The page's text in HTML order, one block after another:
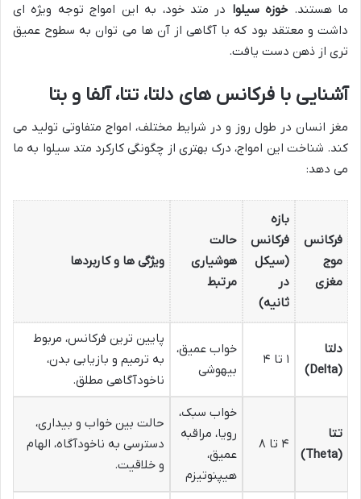
ما هستند. خوزه سیلوا در متد خود، به این امواج توجه ویژه ای
داشت و معتقد بود که با آگاهی از آن ها می توان به سطوح عمیق
تری از ذهن دست یافت.
آشنایی با فرکانس های دلتا، تتا، آلفا و بتا
مغز انسان در طول روز و در شرایط مختلف، امواج متفاوتی تولید می
کند. شناخت این امواج، درک بهتری از چگونگی کارکرد متد سیلوا به ما
می دهد:
فرکانس
موج
مغزی
بازه
فرکانس
(سیکل
در
ثانیه)
حالت
هوشیاری
مرتبط
ویژگی ها و کاربردها
دلتا
(Delta)
۱ تا ۴
خواب عمیق،
بیهوشی
پایین ترین فرکانس، مربوط
به ترمیم و بازیابی بدن،
ناخودآگاهی مطلق.
تتا
(Theta)
۴ تا ۸
خواب سبک،
رویا، مراقبه
عمیق،
هیپنوتیزم
حالت بین خواب و بیداری،
دسترسی به ناخودآگاه، الهام
و خلاقیت.